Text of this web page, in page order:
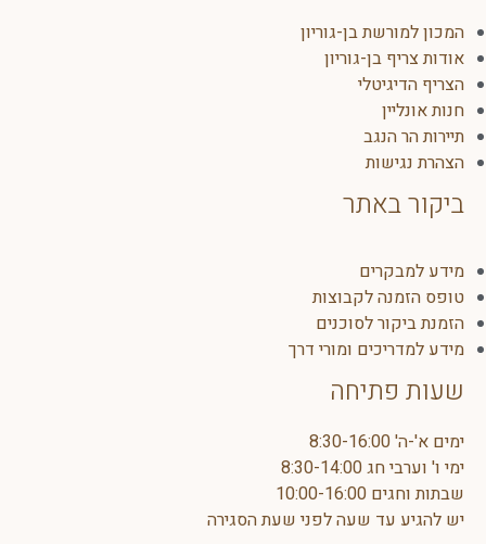
בן-גוריון
גוריון
לקבוצות
לסוכנים
ומורי דרך
14:00
שעה לפני שעת הסגירה